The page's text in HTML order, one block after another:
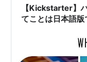
封するのが楽しみ
【Kickstarter】
てことは日本語版
Kickstarterピッ